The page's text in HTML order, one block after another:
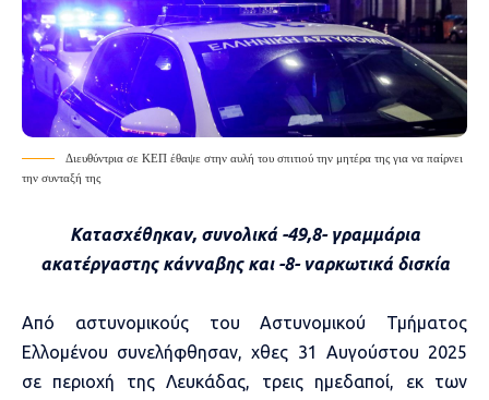
Διευθύντρια σε ΚΕΠ έθαψε στην αυλή του σπιτιού την μητέρα της για να παίρνει
την συνταξή της
Κατασχέθηκαν, συνολικά -49,8- γραμμάρια
ακατέργαστης κάνναβης και -8- ναρκωτικά δισκία
Από αστυνομικούς του Αστυνομικού Τμήματος
Ελλομένου συνελήφθησαν, χθες 31 Αυγούστου 2025
σε περιοχή της Λευκάδας, τρεις ημεδαποί, εκ των